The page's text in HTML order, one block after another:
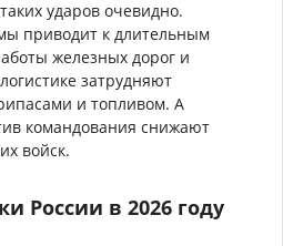
ударов очевидно.
приводит к длительным
железных дорог и
затрудняют
и топливом. А
командования снижают
войск.
России в 2026 году